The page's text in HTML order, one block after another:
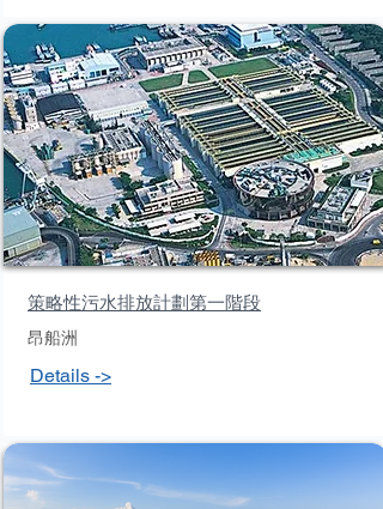
策略性污水排放計劃第一階段
昂船洲
Details ->